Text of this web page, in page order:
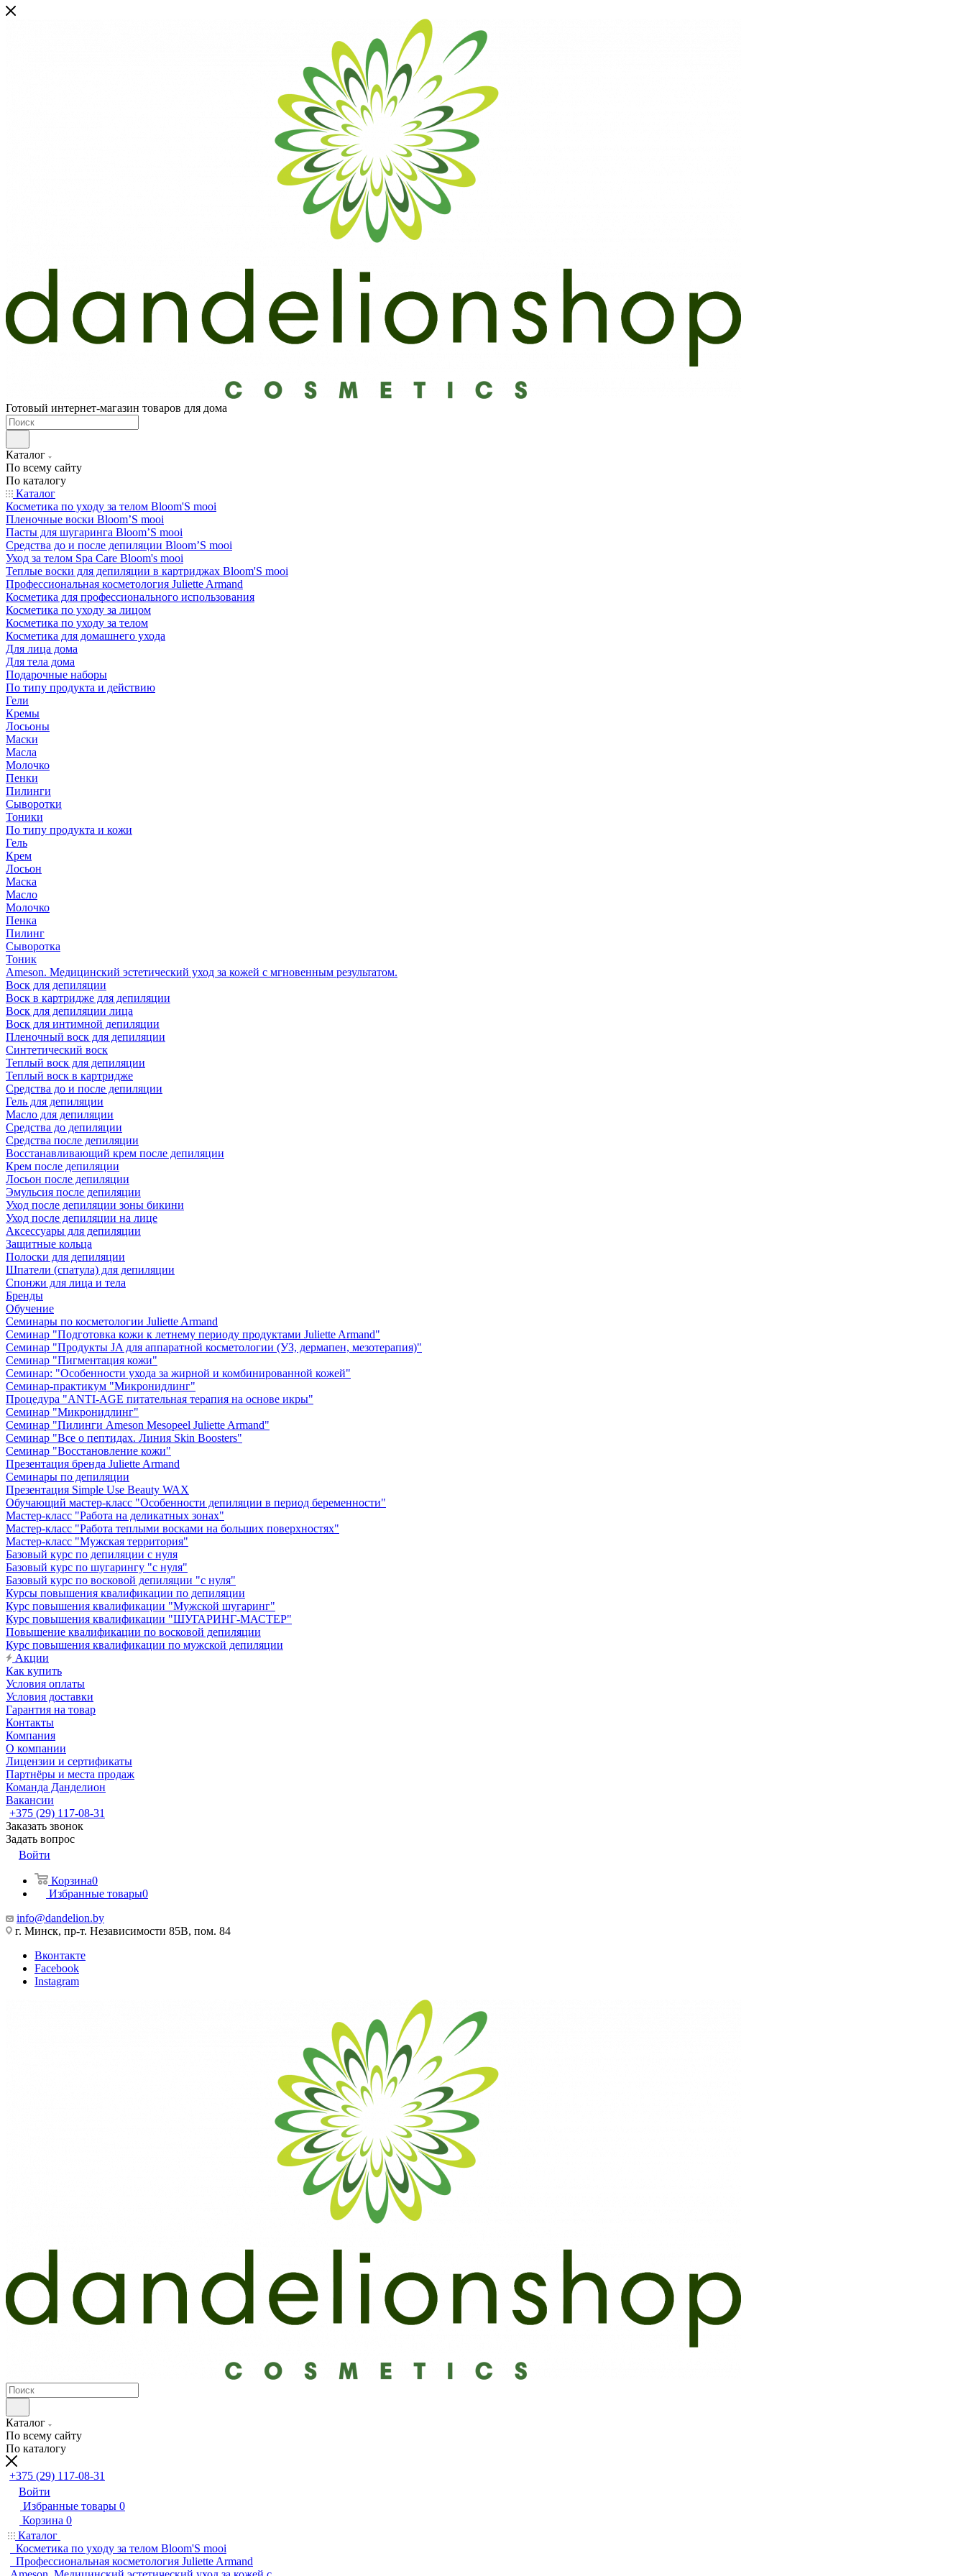
Готовый интернет-магазин товаров для дома
Каталог
По всему сайту
По каталогу
Каталог
Косметика по уходу за телом Bloom'S mooi
Пленочные воски Bloom’S mooi
Пасты для шугаринга Bloom’S mooi
Средства до и после депиляции Bloom’S mooi
Уход за телом Spa Care Bloom's mooi
Теплые воски для депиляции в картриджах Bloom'S mooi
Профессиональная косметология Juliette Armand
Косметика для профессионального использования
Косметика по уходу за лицом
Косметика по уходу за телом
Косметика для домашнего ухода
Для лица дома
Для тела дома
Подарочные наборы
По типу продукта и действию
Гели
Кремы
Лосьоны
Маски
Масла
Молочко
Пенки
Пилинги
Сыворотки
Тоники
По типу продукта и кожи
Гель
Крем
Лосьон
Маска
Масло
Молочко
Пенка
Пилинг
Сыворотка
Тоник
Ameson. Медицинский эстетический уход за кожей с мгновенным результатом.
Воск для депиляции
Воск в картридже для депиляции
Воск для депиляции лица
Воск для интимной депиляции
Пленочный воск для депиляции
Синтетический воск
Теплый воск для депиляции
Теплый воск в картридже
Средства до и после депиляции
Гель для депиляции
Масло для депиляции
Средства до депиляции
Средства после депиляции
Восстанавливающий крем после депиляции
Крем после депиляции
Лосьон после депиляции
Эмульсия после депиляции
Уход после депиляции зоны бикини
Уход после депиляции на лице
Аксессуары для депиляции
Защитные кольца
Полоски для депиляции
Шпатели (спатула) для депиляции
Спонжи для лица и тела
Бренды
Обучение
Семинары по косметологии Juliette Armand
Семинар "Подготовка кожи к летнему периоду продуктами Juliette Armand"
Семинар "Продукты JA для аппаратной косметологии (УЗ, дермапен, мезотерапия)"
Семинар "Пигментация кожи"
Семинар: "Особенности ухода за жирной и комбинированной кожей"
Семинар-практикум "Микронидлинг"
Процедура "ANTI-AGE питательная терапия на основе икры"
Семинар "Микронидлинг"
Семинар "Пилинги Ameson Mesopeel Juliette Armand"
Семинар "Все о пептидах. Линия Skin Boosters"
Семинар "Восстановление кожи"
Презентация бренда Juliette Armand
Семинары по депиляции
Презентация Simple Use Beauty WAX
Обучающий мастер-класс "Особенности депиляции в период беременности"
Мастер-класс "Работа на деликатных зонах"
Мастер-класс "Работа теплыми восками на больших поверхностях"
Мастер-класс "Мужская территория"
Базовый курс по депиляции с нуля
Базовый курс по шугарингу "с нуля"
Базовый курс по восковой депиляции "с нуля"
Курсы повышения квалификации по депиляции
Курс повышения квалификации "Мужской шугаринг"
Курс повышения квалификации "ШУГАРИНГ-МАСТЕР"
Повышение квалификации по восковой депиляции
Курс повышения квалификации по мужской депиляции
Акции
Как купить
Условия оплаты
Условия доставки
Гарантия на товар
Контакты
Компания
О компании
Лицензии и сертификаты
Партнёры и места продаж
Команда Данделион
Вакансии
+375 (29) 117-08-31
Заказать звонок
Задать вопрос
Войти
Корзина0
Избранные товары0
info@dandelion.by
г. Минск, пр-т. Независимости 85В, пом. 84
Вконтакте
Facebook
Instagram
Каталог
По всему сайту
По каталогу
+375 (29) 117-08-31
Войти
Избранные товары 0
Корзина 0
Каталог
Косметика по уходу за телом Bloom'S mooi
Профессиональная косметология Juliette Armand